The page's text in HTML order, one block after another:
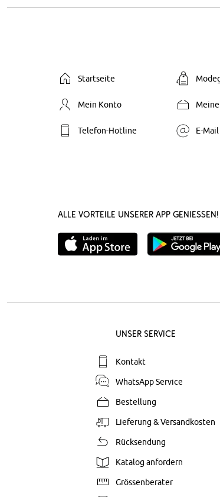
Startseite
Mein Konto
Telefon-Hotline E-
Alle Vorteile unserer App genießen!
Unser Service
Kontakt
WhatsApp Service
Bestellung
Lieferung & Versandkosten
Rücksendung
Katalog anfordern
Grössenberater